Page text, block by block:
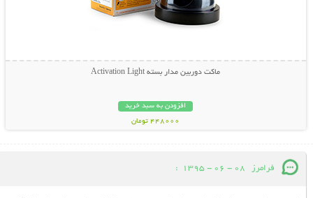
ماکت دوربین مدار بسته Activation Light
افزودن به سبد خرید
448000 تومان
فرامرز 08 - 06 - 1395
: